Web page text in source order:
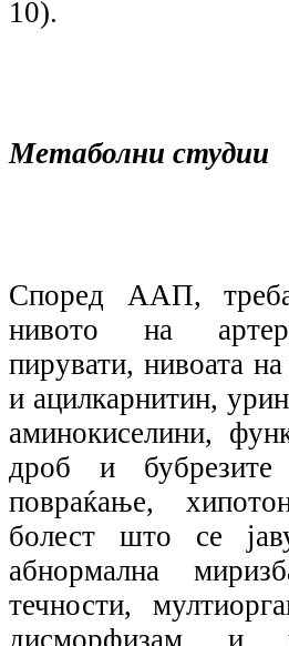
10).
Метаболни студии
Според ААП,
нивото на
пирувати, нивоата
и ацилкарнитин,
аминокиселини,
дроб и бубрезите
повраќање,
болест што се
абнормална
течности,